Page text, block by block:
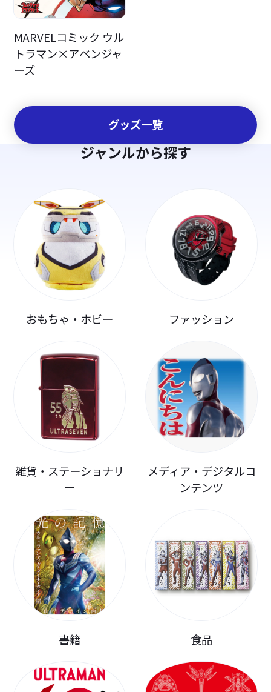
MARVELコミック ウル
トラマン×アベンジャ
ーズ
グッズ一覧
ジャンルから探す
おもちゃ・ホビー ファッション
雑貨・ステーショナリ
ー
メディア・デジタルコ
ンテンツ
書籍 食品